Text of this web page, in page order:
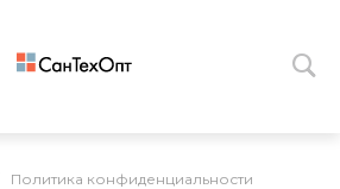
Политика конфиденциальности